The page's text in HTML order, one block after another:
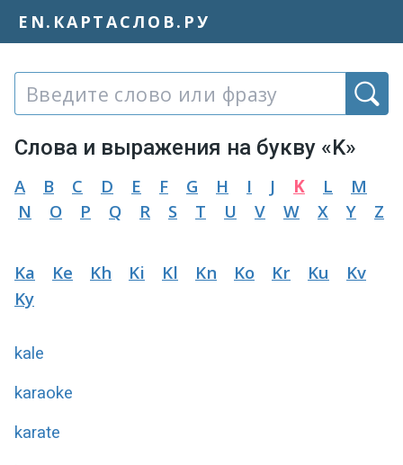
EN.КАРТАСЛОВ.РУ
Слова и выражения на букву «K»
A B C D E F G H I J K L
M
N
O P Q R S T U V W X Y Z
Ka Ke Kh Ki Kl Kn Ko Kr Ku
Kv
Ky
kale
karaoke
karate